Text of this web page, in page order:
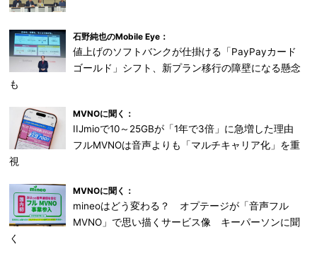
石野純也のMobile Eye：
値上げのソフトバンクが仕掛ける「PayPayカード
ゴールド」シフト、新プラン移行の障壁になる懸念
も
MVNOに聞く：
IIJmioで10～25GBが「1年で3倍」に急増した理由
フルMVNOは音声よりも「マルチキャリア化」を重
視
MVNOに聞く：
mineoはどう変わる？ オプテージが「音声フル
MVNO」で思い描くサービス像 キーパーソンに聞
く